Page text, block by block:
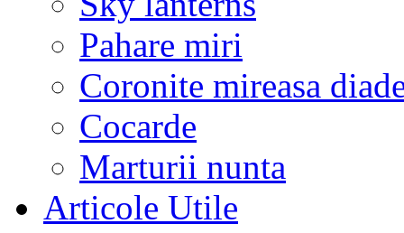
Pahare miri
Coronite mireasa
Cocarde
Marturii nunta
Articole Utile